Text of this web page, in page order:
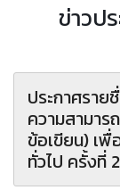
ข่าวป
ประกาศราย
ความสามาร
ข้อเขียน) เพื่
ทั่วไป ครั้งที่